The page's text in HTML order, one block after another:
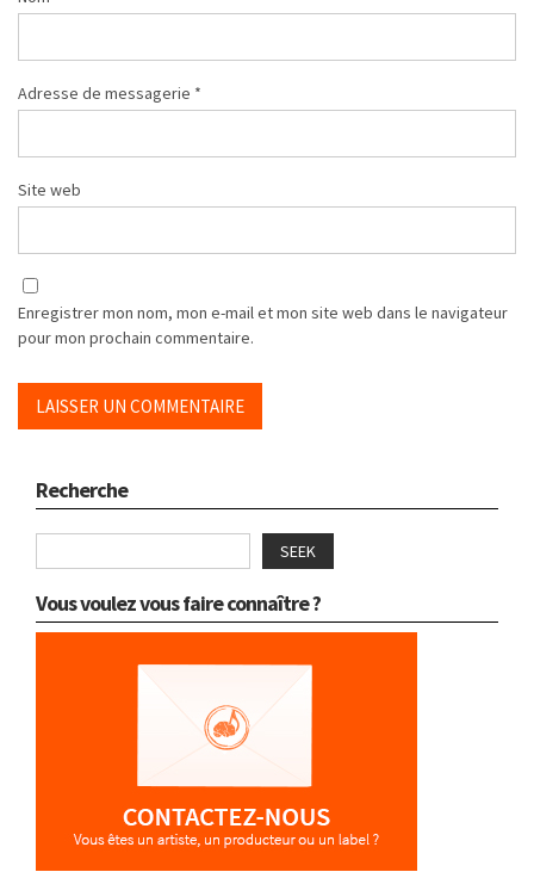
Adresse de messagerie *
Site web
Enregistrer mon nom, mon e-mail et mon site web dans le navigateur
pour mon prochain commentaire.
Recherche
SEEK
Vous voulez vous faire connaître ?